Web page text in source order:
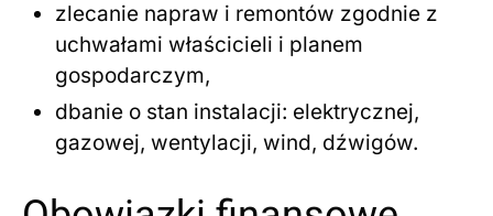
zlecanie napraw i remontów zgodnie z
uchwałami właścicieli i planem
gospodarczym,
dbanie o stan instalacji: elektrycznej,
gazowej, wentylacji, wind, dźwigów.